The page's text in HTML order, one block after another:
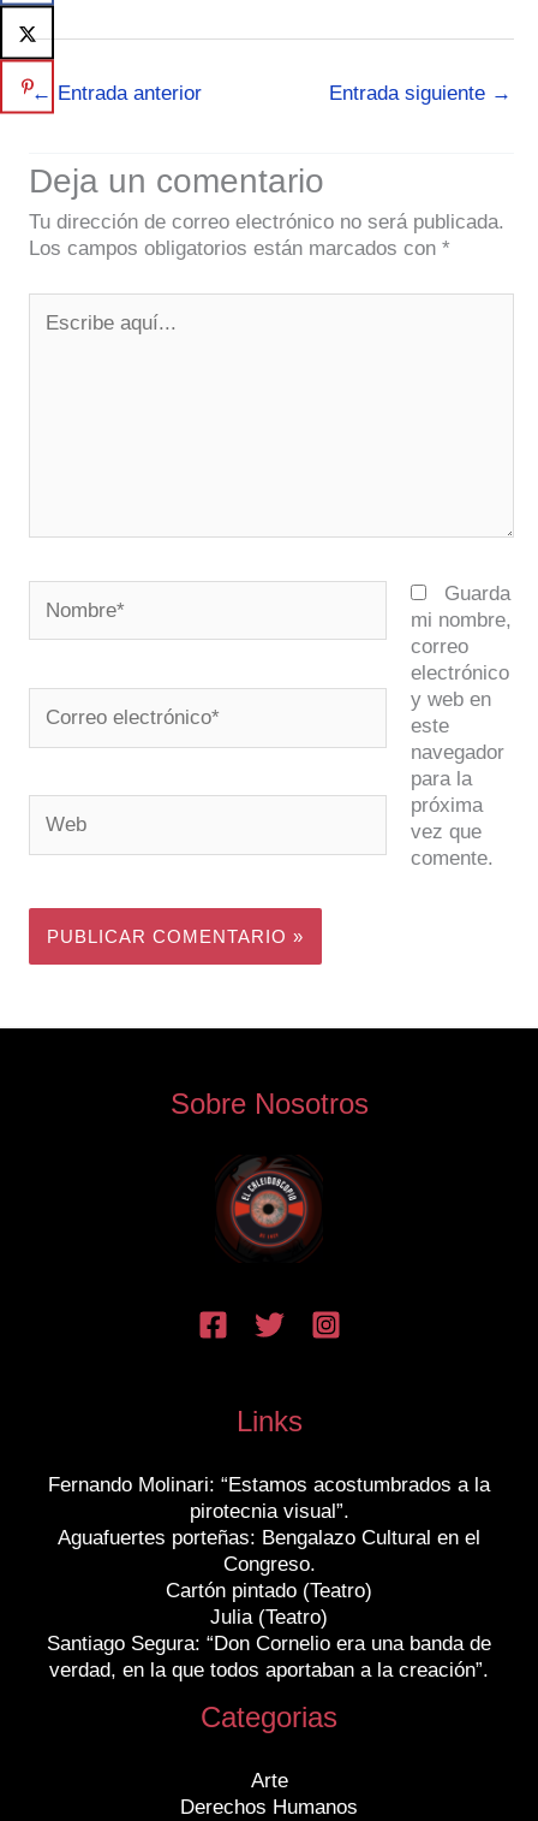
← Entrada anterior Entrada siguiente →
Deja un comentario
Tu dirección de correo electrónico no será publicada.
Los campos obligatorios están marcados con *
aquí...
electrónico*
Guarda
mi nombre,
correo
electrónico
y web en
este
navegador
para la
próxima
vez que
comente.
Sobre Nosotros
Links
Fernando Molinari: “Estamos acostumbrados a la
pirotecnia visual”.
Aguafuertes porteñas: Bengalazo Cultural en el
Congreso.
Cartón pintado (Teatro)
Julia (Teatro)
Santiago Segura: “Don Cornelio era una banda de
verdad, en la que todos aportaban a la creación”.
Categorias
Arte
Derechos Humanos